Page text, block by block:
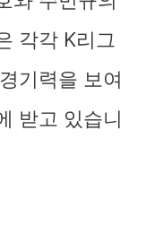
각각 K리그
기력을 보여
받고 있습니